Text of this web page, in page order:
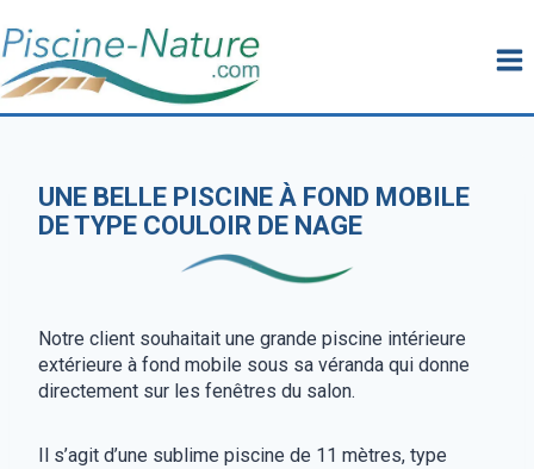
au
contenu
UNE BELLE PISCINE À FOND MOBILE
DE TYPE COULOIR DE NAGE
Notre client souhaitait une grande piscine intérieure
extérieure à fond mobile sous sa véranda qui donne
directement sur les fenêtres du salon.
Il s’agit d’une sublime piscine de 11 mètres, type